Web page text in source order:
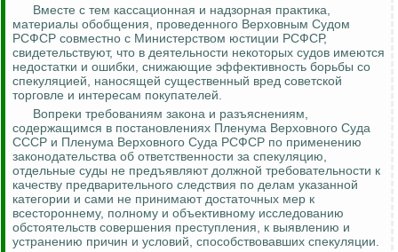
Вместе с тем кассационная и надзорная практика,
материалы обобщения, проведенного Верховным Судом
РСФСР совместно с Министерством юстиции РСФСР,
свидетельствуют, что в деятельности некоторых судов имеются
недостатки и ошибки, снижающие эффективность борьбы со
спекуляцией, наносящей существенный вред советской
торговле и интересам покупателей.
Вопреки требованиям закона и разъяснениям,
содержащимся в постановлениях Пленума Верховного Суда
СССР и Пленума Верховного Суда РСФСР по применению
законодательства об ответственности за спекуляцию,
отдельные суды не предъявляют должной требовательности к
качеству предварительного следствия по делам указанной
категории и сами не принимают достаточных мер к
всестороннему, полному и объективному исследованию
обстоятельств совершения преступления, к выявлению и
устранению причин и условий, способствовавших спекуляции.